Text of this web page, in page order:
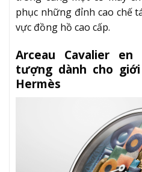
phục những đỉnh cao chế
vực đồng hồ cao cấp.
Arceau Cavalier
tượng dành cho
Hermès